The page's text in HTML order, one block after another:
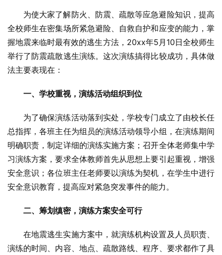
为使大家了解防火、防震、疏散等应急避险知识，提高
全校师生在密集场所紧急避险、自救自护和应变的能力，掌
握地震来临时最有效的逃生方法，20xx年5月10日全校师生
举行了防震疏散逃生演练。这次演练搞得比较成功，具体做
法主要表现在：
一、学校重视，演练活动组织到位
为了确保演练活动落到实处，学校专门成立了由校长任
总指挥，各班主任为组员的演练活动领导小组，在演练期间
明确职责，制定详细的演练实施方案；召开全体老师集中学
习演练方案，要求全体教师首先从思想上要引起重视，增强
安全意识；各位班主任老师要以演练为契机，在学生中进行
安全意识教育，提高应对紧急突发事件的能力。
二、筹划缜密，演练方案安全可行
在地震逃生实施方案中，就演练机构设置及人员职责、
演练的时间、内容、地点、疏散路线、程序、要求都作了具